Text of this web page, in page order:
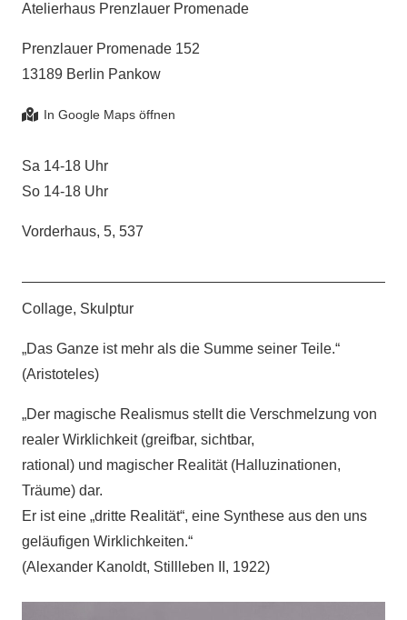
Atelierhaus Prenzlauer Promenade
Prenzlauer Promenade 152
13189 Berlin Pankow
Sa 14-18 Uhr
So 14-18 Uhr
Vorderhaus, 5, 537
Collage, Skulptur
„Das Ganze ist mehr als die Summe seiner Teile.“
(Aristoteles)
„Der magische Realismus stellt die Verschmelzung von
realer Wirklichkeit (greifbar, sichtbar,
rational) und magischer Realität (Halluzinationen,
Träume) dar.
Er ist eine „dritte Realität“, eine Synthese aus den uns
geläufigen Wirklichkeiten.“
(Alexander Kanoldt, Stillleben II, 1922)